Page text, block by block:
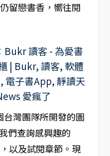
留戀書香，嚮往閱
台灣團隊所開發的圖
們查詢感興趣的
以及試閱章節。現